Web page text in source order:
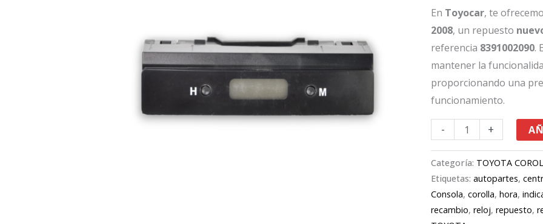
En Toyocar, te
2008, un repuesto
referencia 8391002090.
mantener la
proporcionando una
funcionamiento.
-
08
8391002090
cantidad
+
Categoría: TOYOTA
Etiquetas:autopartes,
Consola,corolla,hora,
recambio,reloj,repuesto,